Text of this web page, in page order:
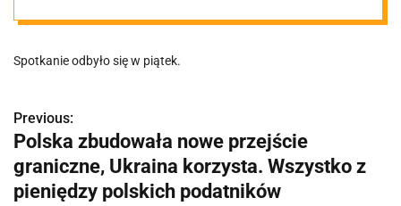
Dostał
specjalną
koszulkę i piłkę
Spotkanie odbyło się w piątek.
N
a
w
Previous:
Polska zbudowała nowe przejście
graniczne, Ukraina korzysta. Wszystko z
pieniędzy polskich podatników